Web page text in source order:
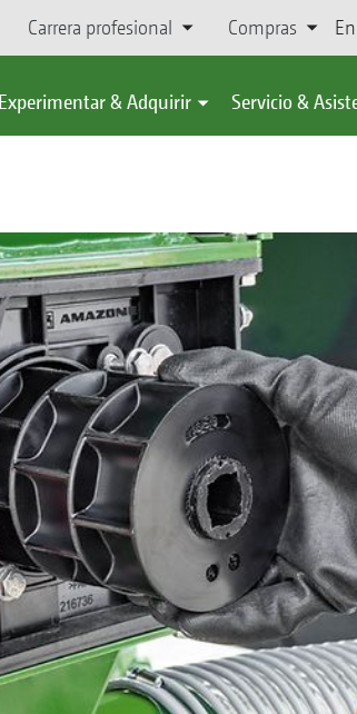
Carrera profesional Compras
Experimentar & Adquirir Servicio &